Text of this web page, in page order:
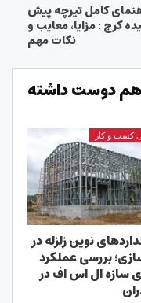
کامل تیرچه پیش
کرج : مزایا، معایب و
نکات مهم
دوست داشته
کسب و کار
نوین زلزله در
بررسی عملکرد
سازه ال اس اف در